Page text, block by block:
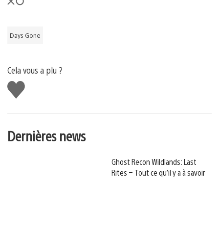
Days Gone
Cela vous a plu ?
J'aime
Dernières news
Ghost Recon Wildlands: Last
Rites – Tout ce qu’il y a à savoir